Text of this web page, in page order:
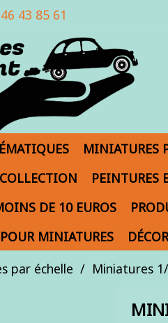
43 85 61
MINIATURES
PEINTURES
DE 10 EUROS
MINIATURES
par échelle Miniatures